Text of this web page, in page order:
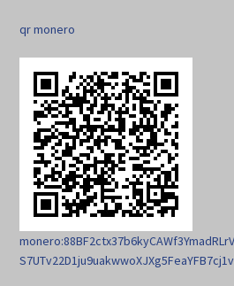
qr monero